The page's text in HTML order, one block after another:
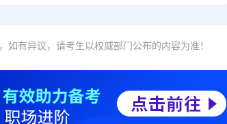
有异议，请考生以权威部门公布的内容为准！